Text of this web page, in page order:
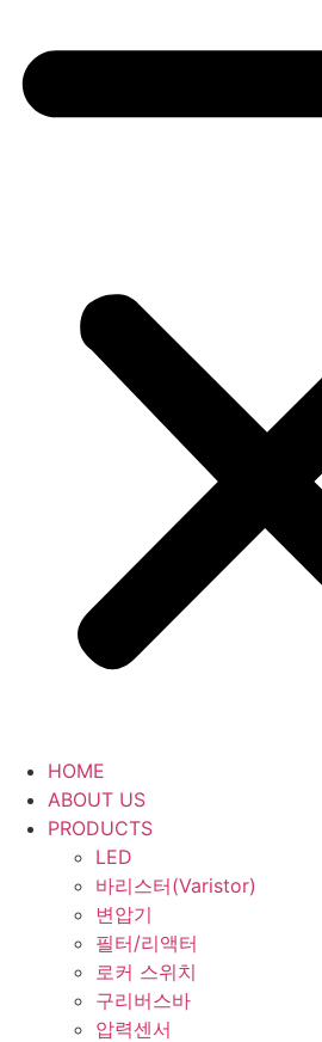
HOME
ABOUT US
PRODUCTS
LED
바리스터(Varistor)
변압기
필터/리액터
로커 스위치
구리버스바
압력센서